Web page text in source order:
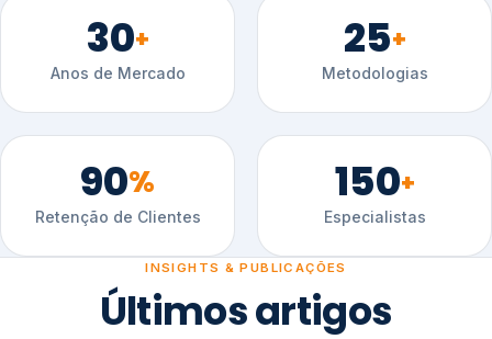
30+
Anos de Mercado
25+
Metodologias
90%
Retenção de Clientes
150+
Especialistas
INSIGHTS & PUBLICAÇÕES
Últimos artigos